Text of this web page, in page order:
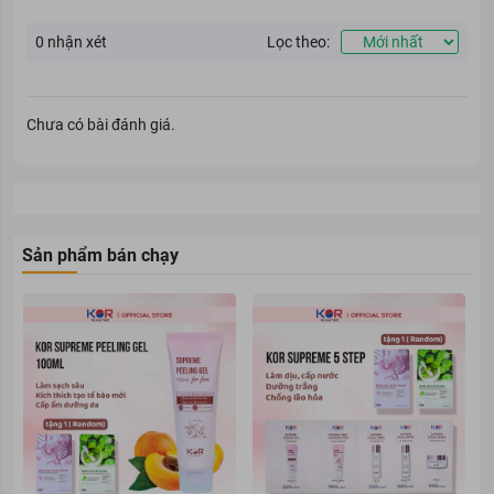
0 nhận xét Lọc theo:
Chưa có bài đánh giá.
Sản phẩm bán chạy